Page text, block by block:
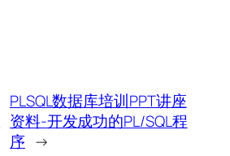
PLSQL数据库培训PPT讲座
资料-开发成功的PL/SQL程
序 →